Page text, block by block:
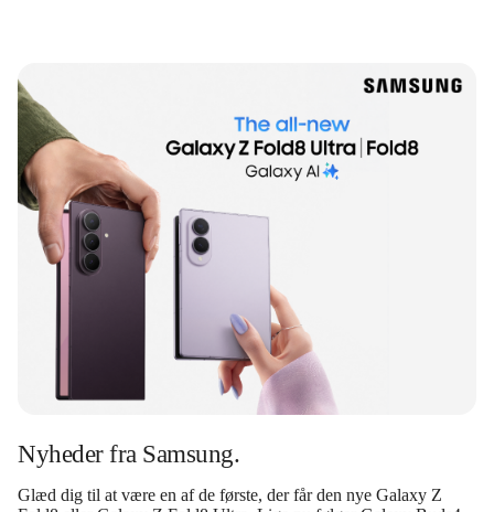
Nyheder fra Samsung.
Glæd dig til at være en af de første, der får den nye Galaxy Z